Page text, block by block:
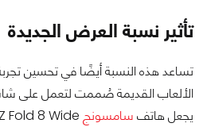
تأثير نسبة العرض الجديدة
تساعد هذه النسبة أيضًا في تحسين
يجعل هاتف سامسونج